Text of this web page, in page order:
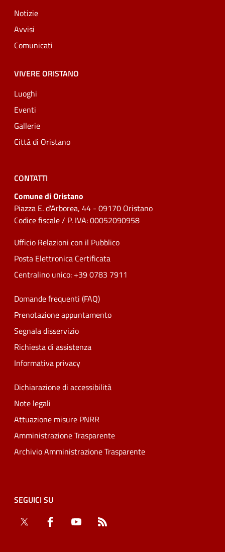
Notizie
Avvisi
Comunicati
VIVERE ORISTANO
Luoghi
Eventi
Gallerie
Città di Oristano
CONTATTI
Comune di Oristano
Piazza E. d'Arborea, 44 - 09170 Oristano
Codice fiscale / P. IVA: 00052090958
Ufficio Relazioni con il Pubblico
Posta Elettronica Certificata
Centralino unico: +39 0783 7911
Domande frequenti (FAQ)
Prenotazione appuntamento
Segnala disservizio
Richiesta di assistenza
Informativa privacy
Dichiarazione di accessibilità
Note legali
Attuazione misure PNRR
Amministrazione Trasparente
Archivio Amministrazione Trasparente
SEGUICI SU
Twitter
Facebook YouTube